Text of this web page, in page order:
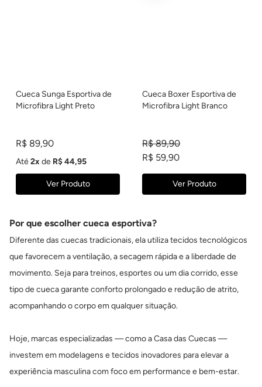
Cueca Sunga Esportiva de
Microfibra Light Preto
R$ 89,90
Até2x de R$ 44,95
Ver Produto
Cueca Boxer Esportiva de
Microfibra Light Branco
R$ 89,90
R$ 59,90
Ver Produto
Por que escolher cueca esportiva?
Diferente das cuecas tradicionais, ela utiliza tecidos tecnológicos
que favorecem a ventilação, a secagem rápida e a liberdade de
movimento. Seja para treinos, esportes ou um dia corrido, esse
tipo de cueca garante conforto prolongado e redução de atrito,
acompanhando o corpo em qualquer situação.
Hoje, marcas especializadas — como a Casa das Cuecas —
investem em modelagens e tecidos inovadores para elevar a
experiência masculina com foco em performance e bem-estar.